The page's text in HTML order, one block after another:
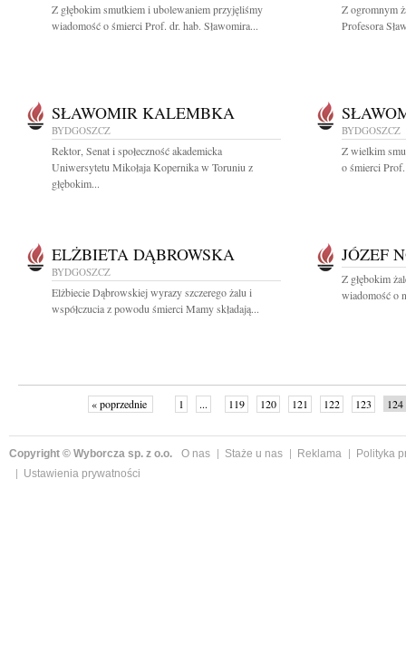
Z głębokim smutkiem i ubolewaniem przyjęliśmy
wiadomość o śmierci Prof. dr. hab. Sławomira...
Z ogromnym
Profesora
SŁAWOMIR KALEMBKA
BYDGOSZCZ
Rektor, Senat i społeczność akademicka
Uniwersytetu Mikołaja Kopernika w Toruniu z
głębokim...
BYDGOSZCZ
Z wielkim
o śmierci
ELŻBIETA DĄBROWSKA
BYDGOSZCZ
Elżbiecie Dąbrowskiej wyrazy szczerego żalu i
współczucia z powodu śmierci Mamy składają...
JÓZEF
Z głębokim
wiadomość o
« poprzednie 1 ... 119 120 121 122 123 124
Copyright © Wyborcza sp. z o.o. O nas Staże u nas Reklama
Polityka
Ustawienia prywatności